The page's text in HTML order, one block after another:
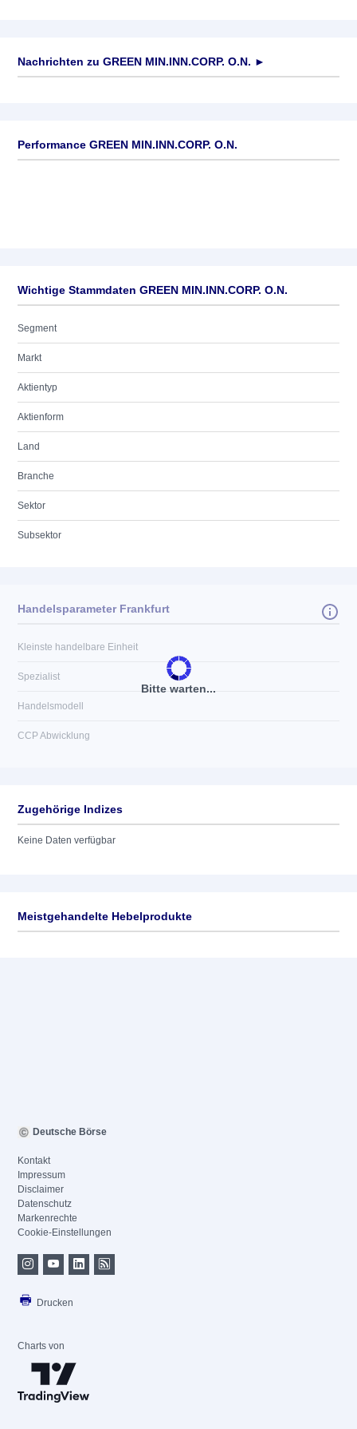
Nachrichten zu GREEN MIN.INN.CORP. O.N. ►
Performance GREEN MIN.INN.CORP. O.N.
Wichtige Stammdaten GREEN MIN.INN.CORP. O.N.
Segment
Markt
Aktientyp
Aktienform
Land
Branche
Sektor
Subsektor
Bitte warten...
Handelsparameter Frankfurt
Kleinste handelbare Einheit
Spezialist
Handelsmodell
CCP Abwicklung
Zugehörige Indizes
Keine Daten verfügbar
Meistgehandelte Hebelprodukte
Deutsche Börse
Kontakt
Impressum
Disclaimer
Datenschutz
Markenrechte
Cookie-Einstellungen
Drucken
Charts von